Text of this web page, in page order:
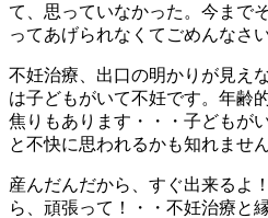
て、思っていなかった。今まで
ってあげられなくてごめんなさい
不妊治療、出口の明かりが見え
は子どもがいて不妊です。年齢
焦りもあります・・・子どもが
と不快に思われるかも知れませ
産んだんだから、すぐ出来るよ
ら、頑張って！・・不妊治療と